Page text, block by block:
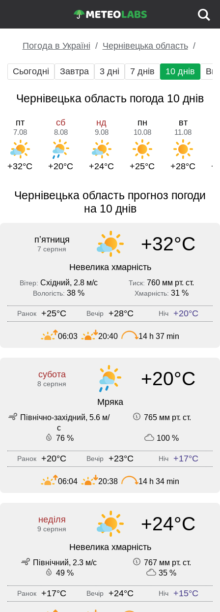
Погода в Україні Чернівецька область
Сьогодні Завтра 3 дні 7 днів 10 днів
Чернівецька область погода 10 днів
пт
7.08
+32°C
сб
8.08
+20°C
нд
9.08
+24°C
пн
10.08
+25°C
вт
11.08
+28°C
Чернівецька область прогноз погоди
на 10 днів
пʼятниця
7 серпня +32°C
Невелика хмарність
Вітер: Східний, 2.8 м/с Тиск: 760 мм рт. ст.
Вологість: 38 % Хмарність: 31 %
Ранок +25°C Вечір +28°C Ніч +20°C
06:03 20:40 14 h 37 min
субота
8 серпня +20°C
Мряка
Північно-західний, 5.6 м/
с
765 мм рт. ст.
76 % 100 %
Ранок +20°C Вечір +23°C Ніч +17°C
06:04 20:38 14 h 34 min
неділя
9 серпня +24°C
Невелика хмарність
Північний, 2.3 м/с
767 мм рт. ст.
49 %
35 %
Ранок +17°C Вечір +24°C Ніч +15°C